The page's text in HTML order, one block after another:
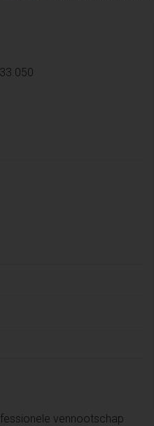
vennootschap